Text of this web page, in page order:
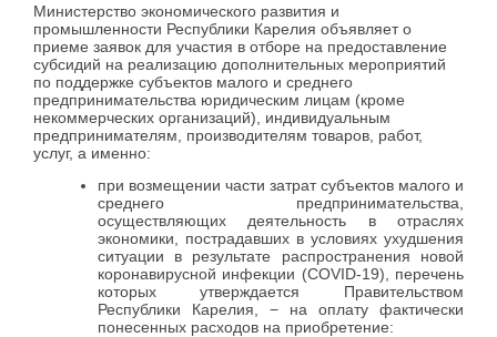
Министерство экономического развития и
промышленности Республики Карелия объявляет о
приеме заявок для участия в отборе на предоставление
субсидий на реализацию дополнительных мероприятий
по поддержке субъектов малого и среднего
предпринимательства юридическим лицам (кроме
некоммерческих организаций), индивидуальным
предпринимателям, производителям товаров, работ,
услуг, а именно:
при возмещении части затрат субъектов малого и
среднего предпринимательства,
осуществляющих деятельность в отраслях
экономики, пострадавших в условиях ухудшения
ситуации в результате распространения новой
коронавирусной инфекции (COVID-19), перечень
которых утверждается Правительством
Республики Карелия, − на оплату фактически
понесенных расходов на приобретение: